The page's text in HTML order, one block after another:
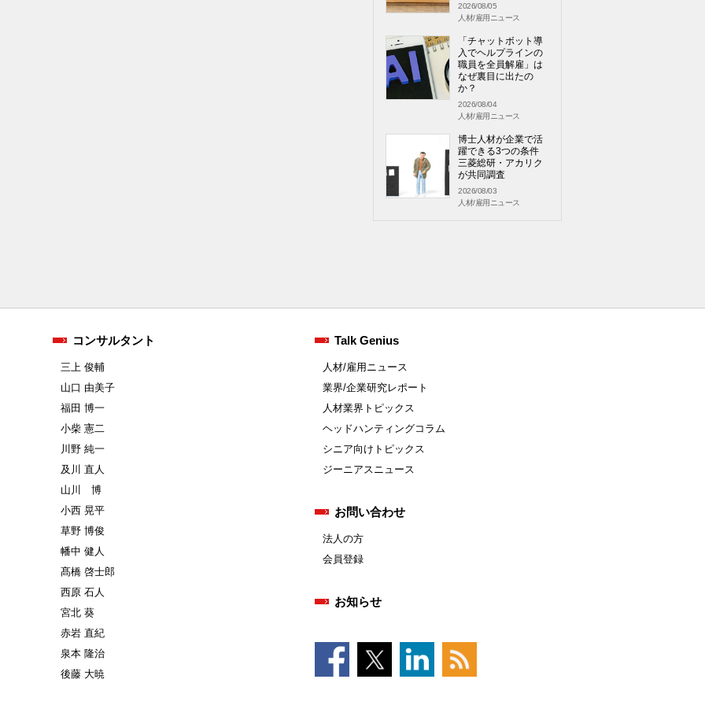
2026/08/05
人材/雇用ニュース
「チャットボット導
入でヘルプラインの
職員を全員解雇」は
なぜ裏目に出たの
か？
2026/08/04
人材/雇用ニュース
博士人材が企業で活
躍できる3つの条件
三菱総研・アカリク
が共同調査
2026/08/03
人材/雇用ニュース
コンサルタント
三上 俊輔
山口 由美子
福田 博一
小柴 憲二
川野 純一
及川 直人
山川 博
小西 晃平
草野 博俊
幡中 健人
髙橋 啓士郎
西原 石人
宮北 葵
赤岩 直紀
泉本 隆治
後藤 大暁
Talk Genius
人材/雇用ニュース
業界/企業研究レポート
人材業界トピックス
ヘッドハンティングコラム
シニア向けトピックス
ジーニアスニュース
お問い合わせ
法人の方
会員登録
お知らせ